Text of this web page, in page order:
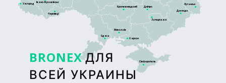
BRONEX ДЛЯ
ВСЕЙ УКРАИНЫ
Сімферополь
Дніпро
Кропивницький
Запоріжжя
Херсон
Донецьк
Луганськ
Ужгород
Чернівці
Івано-Франківськ
Миколаїв
Одеса